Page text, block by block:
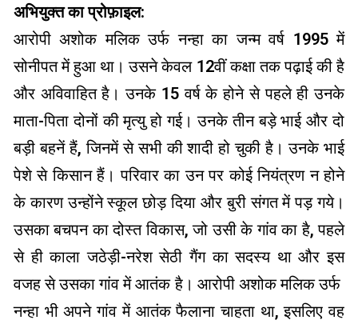
अभियुक्त का प्रोफ़ाइल:
आरोपी अशोक मलिक उर्फ ​​नन्हा का जन्म वर्ष 1995 में
सोनीपत में हुआ था। उसने केवल 12वीं कक्षा तक पढ़ाई की है
और अविवाहित है। उनके 15 वर्ष के होने से पहले ही उनके
माता-पिता दोनों की मृत्यु हो गई। उनके तीन बड़े भाई और दो
बड़ी बहनें हैं, जिनमें से सभी की शादी हो चुकी है। उनके भाई
पेशे से किसान हैं। परिवार का उन पर कोई नियंत्रण न होने
के कारण उन्होंने स्कूल छोड़ दिया और बुरी संगत में पड़ गये।
उसका बचपन का दोस्त विकास, जो उसी के गांव का है, पहले
से ही काला जठेड़ी-नरेश सेठी गैंग का सदस्य था और इस
वजह से उसका गांव में आतंक है। आरोपी अशोक मलिक उर्फ ​​
नन्हा भी अपने गांव में आतंक फैलाना चाहता था, इसलिए वह